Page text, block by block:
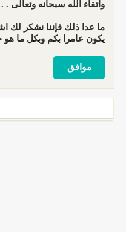
واتقاء الله سبحانه وتعالى . .
ما عدا ذلك فإننا نشكر لك
يكون عامرا بكم وبكل ما هو